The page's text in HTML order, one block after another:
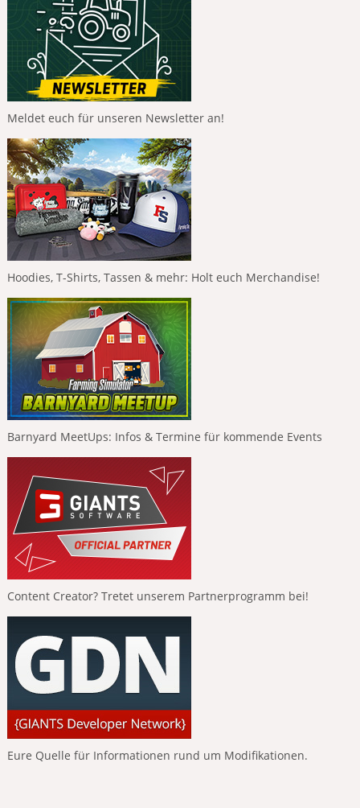
Meldet euch für unseren Newsletter an!
Hoodies, T-Shirts, Tassen & mehr: Holt euch Merchandise!
Barnyard MeetUps: Infos & Termine für kommende Events
Content Creator? Tretet unserem Partnerprogramm bei!
Eure Quelle für Informationen rund um Modifikationen.